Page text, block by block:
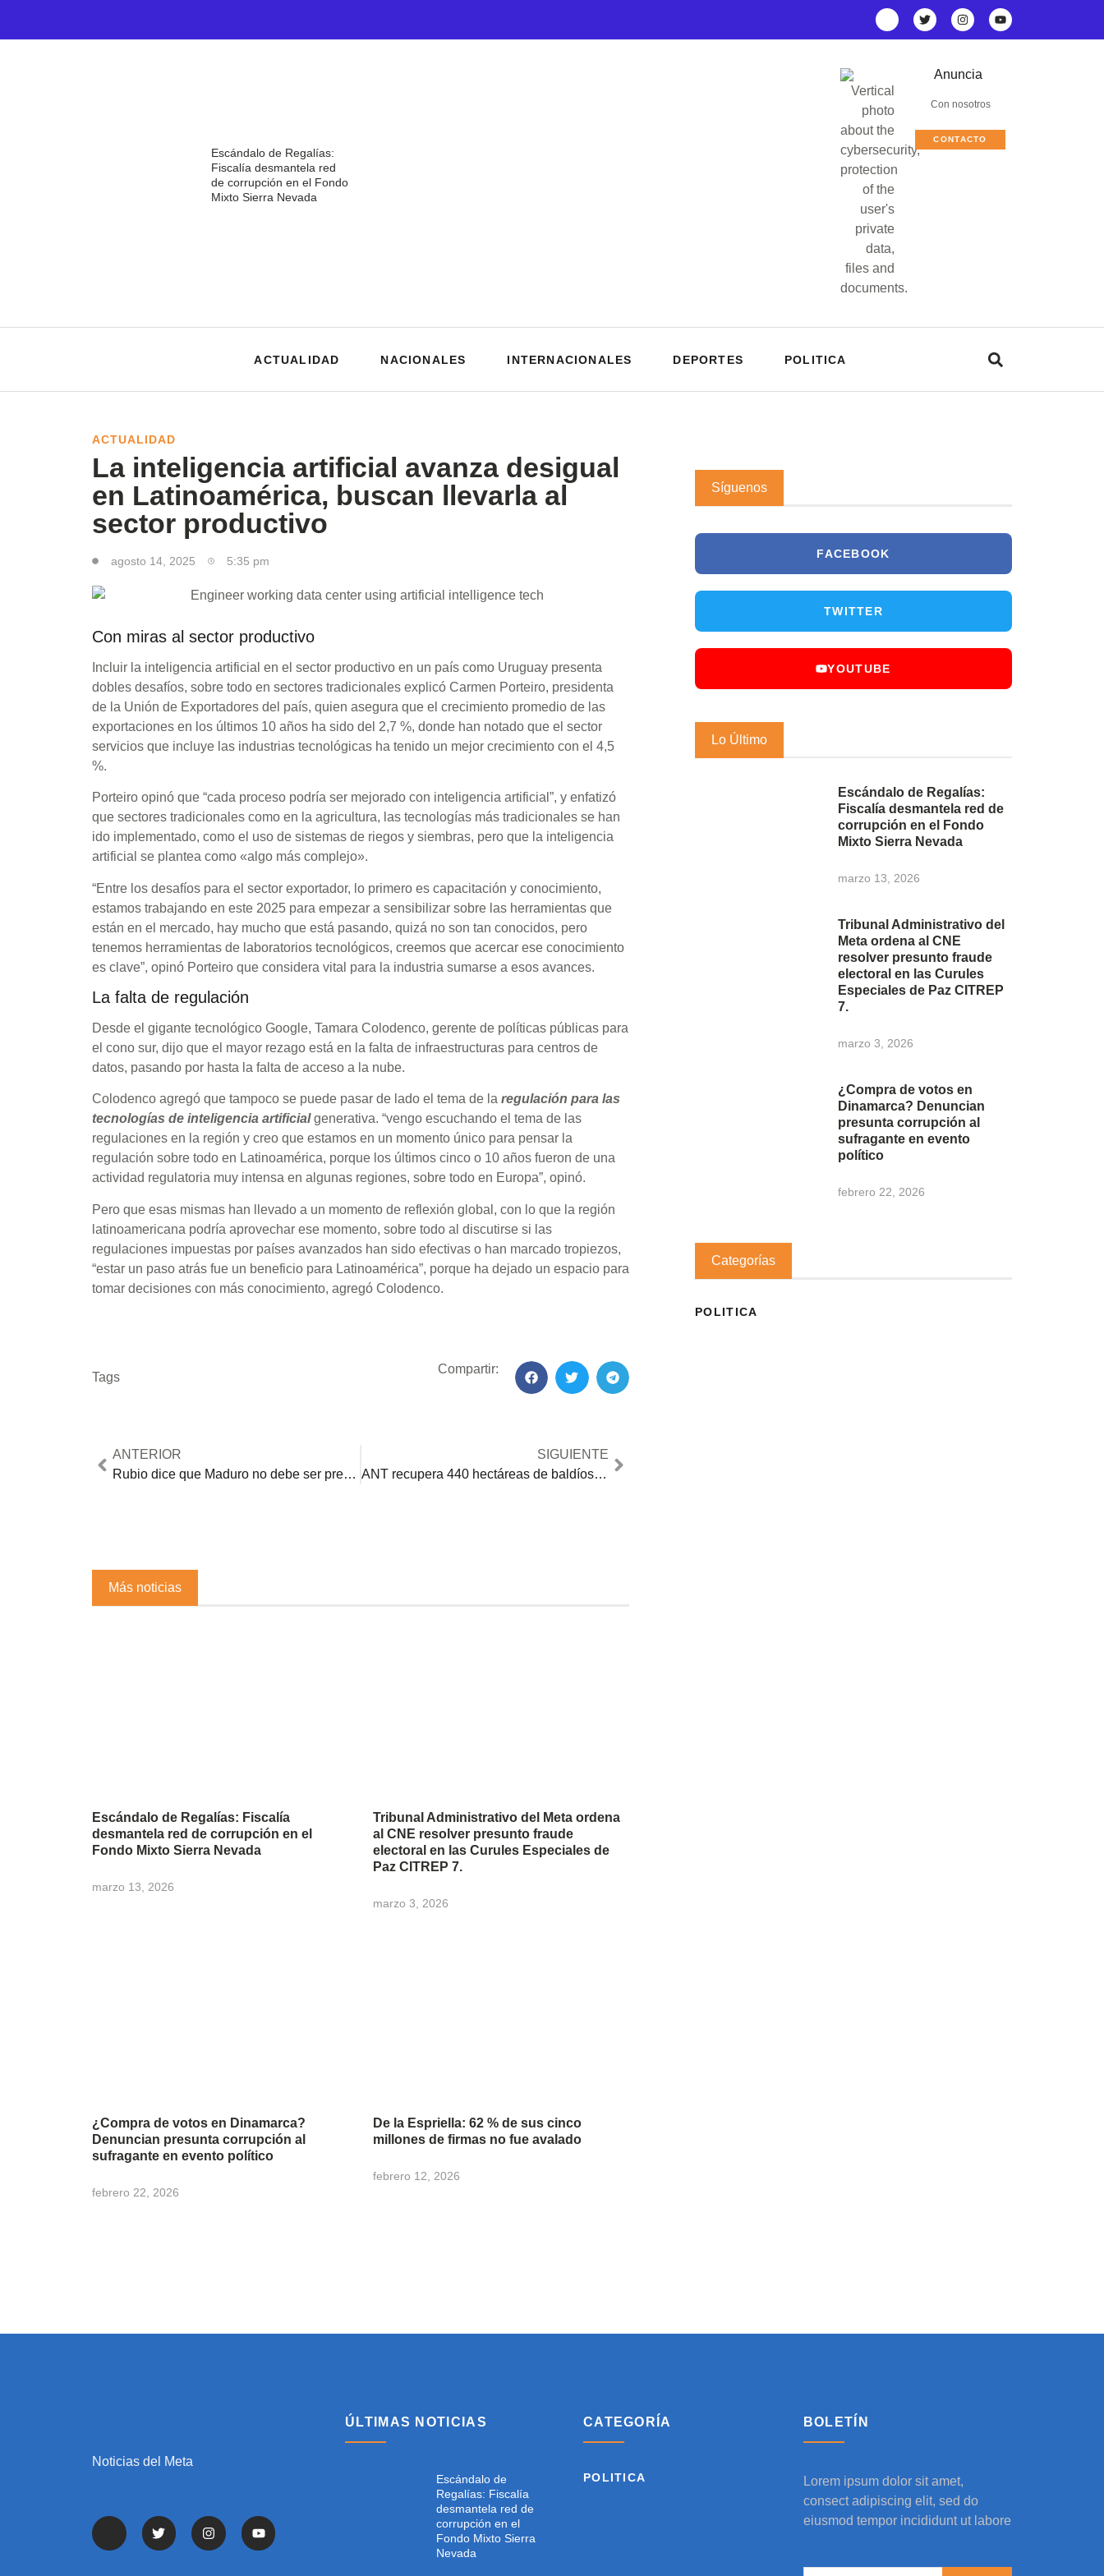
Escándalo de Regalías:
Fiscalía desmantela red
de corrupción en el Fondo
Mixto Sierra Nevada
Anuncia
Con nosotros
CONTACTO
ACTUALIDAD NACIONALES INTERNACIONALES DEPORTES POLITICA
ACTUALIDAD
La inteligencia artificial avanza desigual
en Latinoamérica, buscan llevarla al
sector productivo
agosto 14, 2025 5:35 pm
Con miras al sector productivo
Incluir la inteligencia artificial en el sector productivo en un país como Uruguay presenta
dobles desafíos, sobre todo en sectores tradicionales explicó Carmen Porteiro, presidenta
de la Unión de Exportadores del país, quien asegura que el crecimiento promedio de las
exportaciones en los últimos 10 años ha sido del 2,7 %, donde han notado que el sector
servicios que incluye las industrias tecnológicas ha tenido un mejor crecimiento con el 4,5
%.
Porteiro opinó que “cada proceso podría ser mejorado con inteligencia artificial”, y enfatizó
que sectores tradicionales como en la agricultura, las tecnologías más tradicionales se han
ido implementado, como el uso de sistemas de riegos y siembras, pero que la inteligencia
artificial se plantea como «algo más complejo».
“Entre los desafíos para el sector exportador, lo primero es capacitación y conocimiento,
estamos trabajando en este 2025 para empezar a sensibilizar sobre las herramientas que
están en el mercado, hay mucho que está pasando, quizá no son tan conocidos, pero
tenemos herramientas de laboratorios tecnológicos, creemos que acercar ese conocimiento
es clave”, opinó Porteiro que considera vital para la industria sumarse a esos avances.
La falta de regulación
Desde el gigante tecnológico Google, Tamara Colodenco, gerente de políticas públicas para
el cono sur, dijo que el mayor rezago está en la falta de infraestructuras para centros de
datos, pasando por hasta la falta de acceso a la nube.
Colodenco agregó que tampoco se puede pasar de lado el tema de la regulación para las
tecnologías de inteligencia artificialgenerativa. “vengo escuchando el tema de las
regulaciones en la región y creo que estamos en un momento único para pensar la
regulación sobre todo en Latinoamérica, porque los últimos cinco o 10 años fueron de una
actividad regulatoria muy intensa en algunas regiones, sobre todo en Europa”, opinó.
Pero que esas mismas han llevado a un momento de reflexión global, con lo que la región
latinoamericana podría aprovechar ese momento, sobre todo al discutirse si las
regulaciones impuestas por países avanzados han sido efectivas o han marcado tropiezos,
“estar un paso atrás fue un beneficio para Latinoamérica”, porque ha dejado un espacio para
tomar decisiones con más conocimiento, agregó Colodenco.
Tags
Compartir:
ANTERIOR
Rubio dice que Maduro no debe ser premiado y defiende una elección “legítima” en Venezuela
SIGUIENTE
ANT recupera 440 hectáreas de baldíos en la Ciénaga Grande del Bajo Sinú, tras décadas en manos de privados
Más noticias
Escándalo de Regalías: Fiscalía
desmantela red de corrupción en el
Fondo Mixto Sierra Nevada
marzo 13, 2026
Tribunal Administrativo del Meta ordena
al CNE resolver presunto fraude
electoral en las Curules Especiales de
Paz CITREP 7.
marzo 3, 2026
¿Compra de votos en Dinamarca?
Denuncian presunta corrupción al
sufragante en evento político
febrero 22, 2026
De la Espriella: 62 % de sus cinco
millones de firmas no fue avalado
febrero 12, 2026
Síguenos
FACEBOOK
TWITTER
YOUTUBE
Lo Último
Escándalo de Regalías:
Fiscalía desmantela red de
corrupción en el Fondo
Mixto Sierra Nevada
marzo 13, 2026
Tribunal Administrativo del
Meta ordena al CNE
resolver presunto fraude
electoral en las Curules
Especiales de Paz CITREP
7.
marzo 3, 2026
¿Compra de votos en
Dinamarca? Denuncian
presunta corrupción al
sufragante en evento
político
febrero 22, 2026
Categorías
POLITICA
Noticias del Meta
ÚLTIMAS NOTICIAS
Escándalo de
Regalías: Fiscalía
desmantela red de
corrupción en el
Fondo Mixto Sierra
Nevada
CATEGORÍA
POLITICA
BOLETÍN
Lorem ipsum dolor sit amet,
consect adipiscing elit, sed do
eiusmod tempor incididunt ut labore